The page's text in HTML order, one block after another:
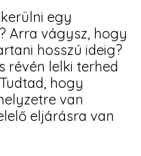
egy
Arra vágysz, hogy
hosszú ideig?
révén lelki terhed
hogy
van
eljárásra van